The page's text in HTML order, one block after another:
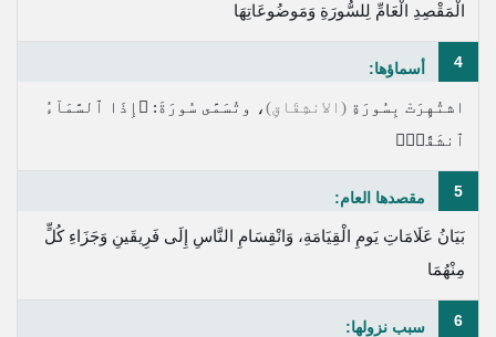
الْمَقْصِدِ الْعَامِّ لِلسُّورَةِ وَمَوضُوعَاتِهَا
4 أسماؤها:
اشتُهِرَتْ بِسُورَةِ (الانشِقَاقِ)، وتُسَمَّى سُورَةَ: ﴿إِذَا ٱلسَّمَآءُ
ٱنشَقَّتۡ﴾
5 مقصدها العام:
بَيَانُ عَلَامَاتِ يَومِ الْقِيَامَةِ، وَانْقِسَامِ النَّاسِ إِلَى فَرِيقَينِ وَجَزَاءِ كُلٍّ
مِنْهُمَا
6 سبب نزولها: